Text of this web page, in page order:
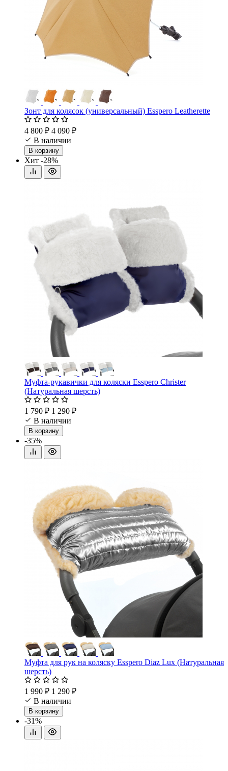
Зонт для колясок (универсальный) Esspero Leatherette
4 800 ₽ 4 090 ₽
В наличии
В корзину
Хит -28%
Муфта-рукавички для коляски Esspero Christer
(Натуральная шерсть)
1 790 ₽ 1 290 ₽
В наличии
В корзину
-35%
Муфта для рук на коляску Esspero Diaz Lux (Натуральная
шерсть)
1 990 ₽ 1 290 ₽
В наличии
В корзину
-31%